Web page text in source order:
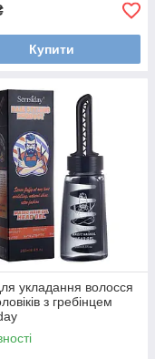
Купити
укладання волосся
з гребінцем